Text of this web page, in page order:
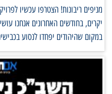
מניפים ריבונות! הצטרפו עכשיו
יקרים, בחודשים האחרונים אנחנו
במקום שהיהודים יפחדו לנסוע